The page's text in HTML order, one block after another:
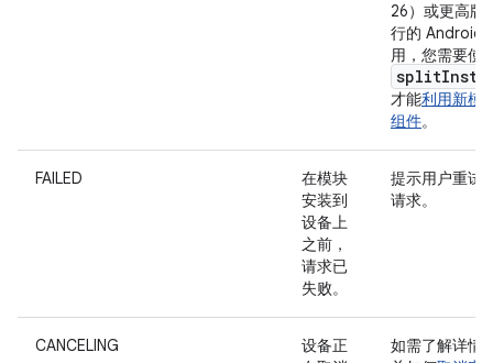
26）或更高版
行的 Android
用，您需要使
才能利用新模
组件。
FAILED
在模块
安装到
设备上
之前，
请求已
失败。
提示用户重试
请求。
CANCELING
设备正
如需了解详情